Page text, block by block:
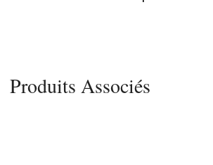
Produits Associés